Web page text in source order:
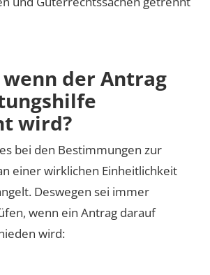
der Antrag
wird?
bei den Bestimmungen zur
einer wirklichen Einheitlichkeit
Deswegen sei immer
wenn ein Antrag darauf
wird: